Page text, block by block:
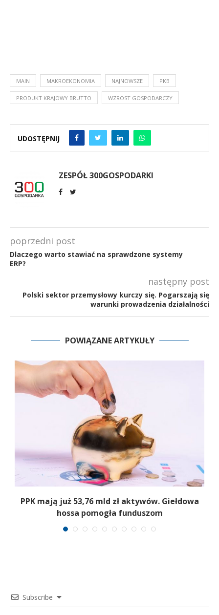
MAIN MAKROEKONOMIA NAJNOWSZE PKB
PRODUKT KRAJOWY BRUTTO WZROST GOSPODARCZY
UDOSTĘPNIJ
ZESPÓŁ 300GOSPODARKI
poprzedni post
Dlaczego warto stawiać na sprawdzone systemy
ERP?
następny post
Polski sektor przemysłowy kurczy się. Pogarszają się
warunki prowadzenia działalności
POWIĄZANE ARTYKUŁY
PPK mają już 53,76 mld zł aktywów. Giełdowa
hossa pomogła funduszom
Subscribe